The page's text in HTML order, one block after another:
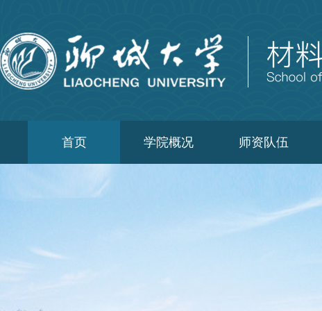
首页 学院概况 师资队伍